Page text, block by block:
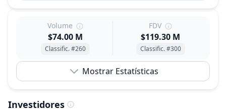
Volume
$74.00 M
Classific. #260
FDV
$119.30 M
Classific. #300
Mostrar Estatísticas
Investidores